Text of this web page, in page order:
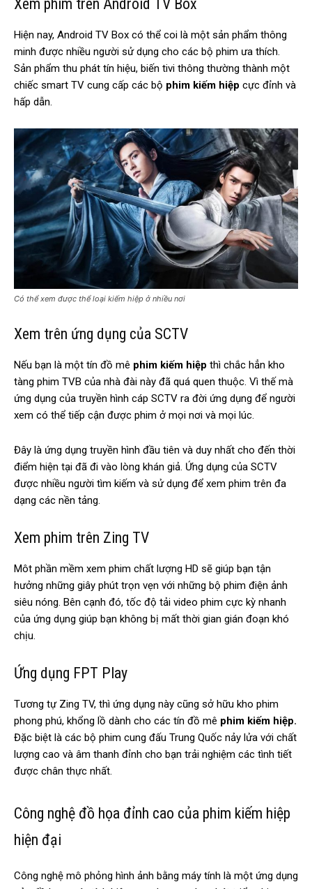
Xem phim trên Android TV Box
Hiện nay, Android TV Box có thể coi là một sản phẩm thông
minh được nhiều người sử dụng cho các bộ phim ưa thích.
Sản phẩm thu phát tín hiệu, biến tivi thông thường thành một
chiếc smart TV cung cấp các bộ phim kiếm hiệp cực đỉnh và
hấp dẫn.
Có thể xem được thể loại kiếm hiệp ở nhiều nơi
Xem trên ứng dụng của SCTV
Nếu bạn là một tín đồ mê phim kiếm hiệp thì chắc hẳn kho
tàng phim TVB của nhà đài này đã quá quen thuộc. Vì thế mà
ứng dụng của truyền hình cáp SCTV ra đời ứng dụng để người
xem có thể tiếp cận được phim ở mọi nơi và mọi lúc.
Đây là ứng dụng truyền hình đầu tiên và duy nhất cho đến thời
điểm hiện tại đã đi vào lòng khán giả. Ứng dụng của SCTV
được nhiều người tìm kiếm và sử dụng để xem phim trên đa
dạng các nền tảng.
Xem phim trên Zing TV
Môt phần mềm xem phim chất lượng HD sẽ giúp bạn tận
hưởng những giây phút trọn vẹn với những bộ phim điện ảnh
siêu nóng. Bên cạnh đó, tốc độ tải video phim cực kỳ nhanh
của ứng dụng giúp bạn không bị mất thời gian gián đoạn khó
chịu.
Ứng dụng FPT Play
Tương tự Zing TV, thì ứng dụng này cũng sở hữu kho phim
phong phú, khổng lồ dành cho các tín đồ mê phim kiếm hiệp.
Đặc biệt là các bộ phim cung đấu Trung Quốc nảy lửa với chất
lượng cao và âm thanh đỉnh cho bạn trải nghiệm các tình tiết
được chân thực nhất.
Công nghệ đồ họa đỉnh cao của phim kiếm hiệp
hiện đại
Công nghệ mô phỏng hình ảnh bằng máy tính là một ứng dụng